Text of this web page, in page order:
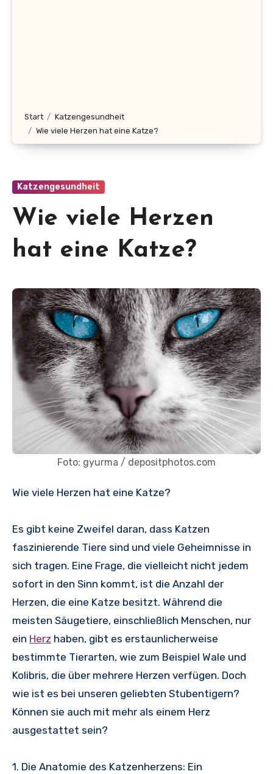
Start
Katzengesundheit
Wie viele Herzen hat eine Katze?
Katzengesundheit
Wie viele Herzen
hat eine Katze?
Foto: gyurma / depositphotos.com
Wie viele Herzen hat eine Katze?
Es gibt keine Zweifel daran, dass Katzen
faszinierende Tiere sind und viele Geheimnisse in
sich tragen. Eine Frage, die vielleicht nicht jedem
sofort in den Sinn kommt, ist die Anzahl der
Herzen, die eine Katze besitzt. Während die
meisten Säugetiere, einschließlich Menschen, nur
ein Herz haben, gibt es erstaunlicherweise
bestimmte Tierarten, wie zum Beispiel Wale und
Kolibris, die über mehrere Herzen verfügen. Doch
wie ist es bei unseren geliebten Stubentigern?
Können sie auch mit mehr als einem Herz
ausgestattet sein?
1. Die Anatomie des Katzenherzens: Ein